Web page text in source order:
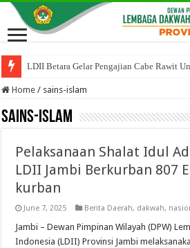
LDII Betara Gelar Pengajian Cabe Rawit
Home / sains-islam
sains-islam
Pelaksanaan Shalat Idul
LDII Jambi Berkurban 807
kurban
June 7, 2025 Berita Daerah, dakwah,
Jambi – Dewan Pimpinan Wilayah (DPW)
Indonesia (LDII) Provinsi Jambi